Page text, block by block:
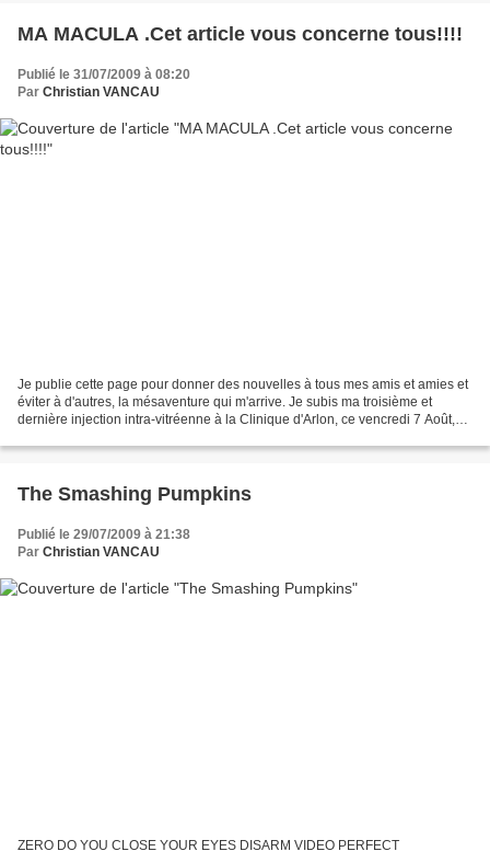
MA MACULA .Cet article vous concerne tous!!!!
Publié le 31/07/2009 à 08:20
Par Christian VANCAU
Je publie cette page pour donner des nouvelles à tous mes amis et amies et
éviter à d'autres, la mésaventure qui m'arrive. Je subis ma troisième et
dernière injection intra-vitréenne à la Clinique d'Arlon, ce vencredi 7 Août,
The Smashing Pumpkins
Publié le 29/07/2009 à 21:38
Par Christian VANCAU
ZERO DO YOU CLOSE YOUR EYES DISARM VIDEO PERFECT